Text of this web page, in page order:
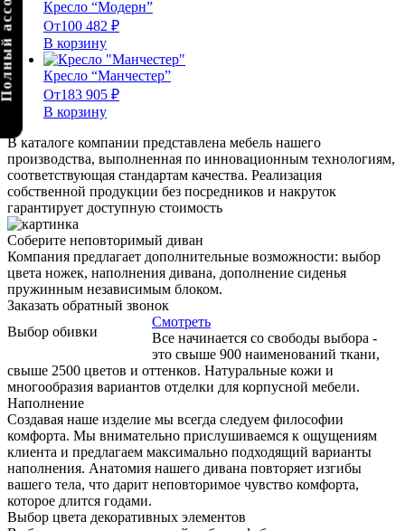
Кресло “Модерн”
От100 482 ₽
В корзину
Кресло “Манчестер”
От183 905 ₽
В корзину
В каталоге компании представлена мебель нашего
производства, выполненная по инновационным технологиям,
соответствующая стандартам качества. Реализация
собственной продукции без посредников и накруток
гарантирует доступную стоимость
Соберите неповторимый диван
Компания предлагает дополнительные возможности: выбор
цвета ножек, наполнения дивана, дополнение сиденья
пружинным независимым блоком.
Заказать обратный звонок
Выбор обивки
Смотреть
Все начинается со свободы выбора -
это свыше 900 наименований ткани,
свыше 2500 цветов и оттенков. Натуральные кожи и
многообразия вариантов отделки для корпусной мебели.
Наполнение
Создавая наше изделие мы всегда следуем философии
комфорта. Мы внимательно прислушиваемся к ощущениям
клиента и предлагаем максимально подходящий варианты
наполнения. Анатомия нашего дивана повторяет изгибы
вашего тела, что дарит неповторимое чувство комфорта,
которое длится годами.
Выбор цвета декоративных элементов